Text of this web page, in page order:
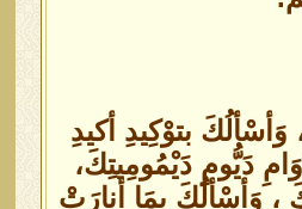
بتوْكِيدِ أكيدِ
دَيُّومِ دَيْمُومِيتِكَ،
وَأسْألُكَ بمَا أنارَتْ